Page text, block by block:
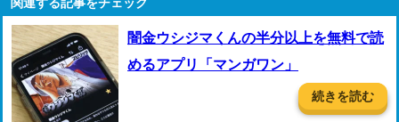
闇金ウシジマくんの半分以上を無料で読
めるアプリ「マンガワン」
続きを読む